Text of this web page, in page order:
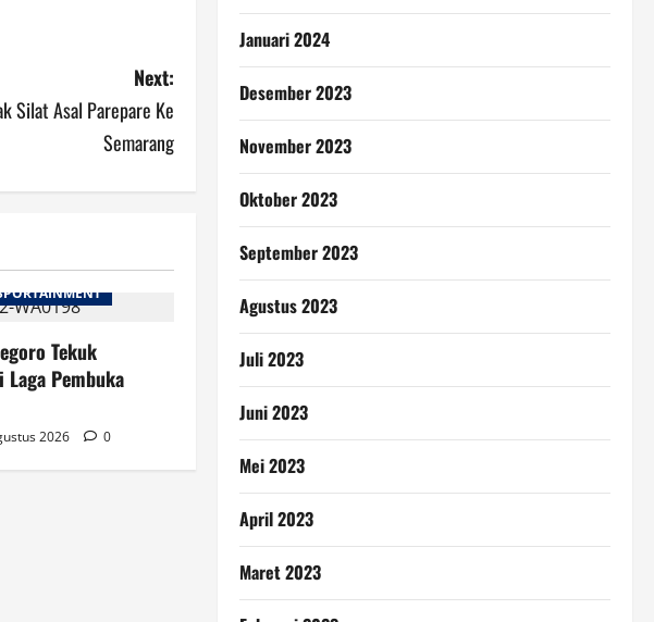
Next:
Silat Asal Parepare Ke
Semarang
Tekuk
Pembuka
2026 0
Januari 2024
Desember 2023
November 2023
Oktober 2023
September 2023
Agustus 2023
Juli 2023
Juni 2023
Mei 2023
April 2023
Maret 2023